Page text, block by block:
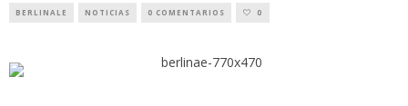
BERLINALE NOTICIAS 0 COMENTARIOS 0